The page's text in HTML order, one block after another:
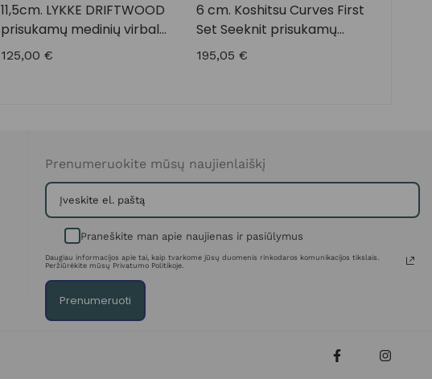
11,5cm. LYKKE DRIFTWOOD
prisukamų medinių virbalų
rinkinys
125,00€
6 cm. Koshitsu Curves First
Set Seeknit prisukamų
bambuko virbalų rinkinys
195,05 €
Prenumeruokite mūsų naujienlaiškį
Praneškite man apie naujienas ir pasiūlymus
Daugiau informacijos apie tai, kaip tvarkome jūsų duomenis rinkodaros komunikacijos tikslais.
Peržiūrėkite mūsų Privatumo Politikoje.
Prenumeruoti